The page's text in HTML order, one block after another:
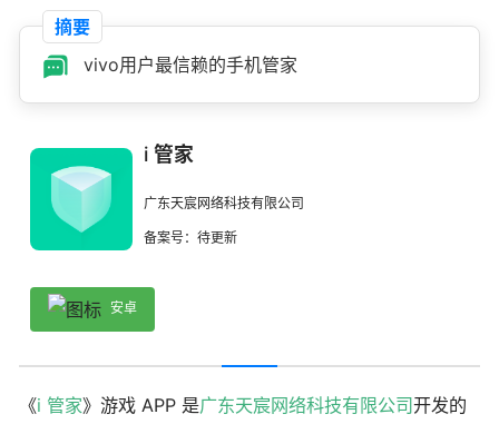
摘要
vivo用户最信赖的手机管家
i 管家
广东天宸网络科技有限公司
备案号：待更新
安卓
《i 管家》游戏 APP 是广东天宸网络科技有限公司开发的